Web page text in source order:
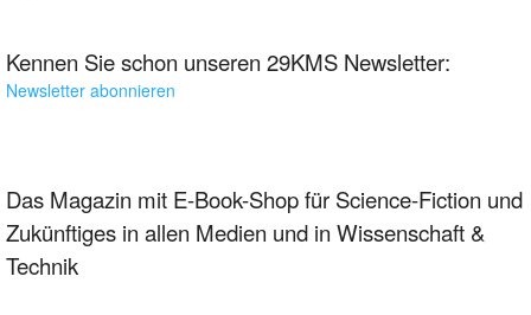
Kennen Sie schon unseren 29KMS Newsletter:
Newsletter abonnieren
Das Magazin mit E-Book-Shop für Science-Fiction und
Zukünftiges in allen Medien und in Wissenschaft &
Technik